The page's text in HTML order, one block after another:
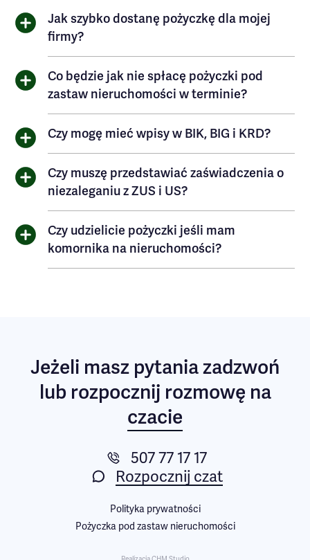
Jak szybko dostanę pożyczkę dla mojej
firmy?
Co będzie jak nie spłacę pożyczki pod
zastaw nieruchomości w terminie?
Czy mogę mieć wpisy w BIK, BIG i KRD?
Czy muszę przedstawiać zaświadczenia o
niezaleganiu z ZUS i US?
Czy udzielicie pożyczki jeśli mam
komornika na nieruchomości?
Jeżeli masz pytaniazadzwoń
lub rozpocznij rozmowę na
czacie
507 77 17 17
Rozpocznij czat
Polityka prywatności
Pożyczka pod zastaw nieruchomości